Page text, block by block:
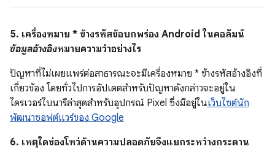
5. เครื่องหมาย * ข้างรหัสข้อบกพร่อง Android ในคอลัมน์
ข้อมูลอ้างอิงหมายความว่าอย่างไร
ปัญหาที่ไม่เผยแพร่ต่อสาธารณะจะมีเครื่องหมาย * ข้างรหัสอ้างอิงที่
เกี่ยวข้อง โดยทั่วไปการอัปเดตสำหรับปัญหาดังกล่าวจะอยู่ใน
ไดรเวอร์ไบนารีล่าสุดสำหรับอุปกรณ์ Pixel ซึ่งมีอยู่ในเว็บไซต์นัก
พัฒนาซอฟต์แวร์ของ Google
6. เหตุใดช่องโหว่ด้านความปลอดภัยจึงแยกระหว่างกระดาน